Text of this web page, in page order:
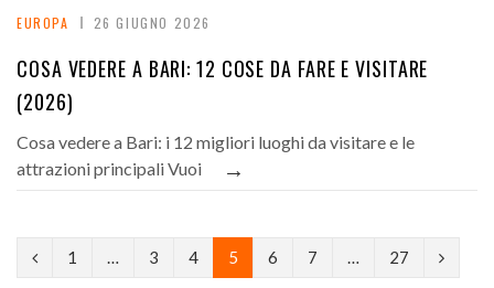
EUROPA 26 GIUGNO 2026
COSA VEDERE A BARI: 12 COSE DA FARE E VISITARE
(2026)
Cosa vedere a Bari: i 12 migliori luoghi da visitare e le
attrazioni principali Vuoi
→
P
1 … 3 4 5 6 7 … 27
N